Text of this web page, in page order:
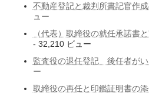
不動産登記と裁判所書記官作
ュー
（代表）取締役の就任承諾書
- 32,210 ビュー
監査役の退任登記 後任者が
ー
取締役の再任と印鑑証明書の